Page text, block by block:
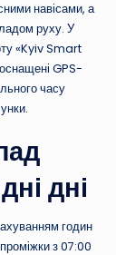
навісами, а
руху. У
«Kyiv Smart
GPS-
часу
дні
годин
з 07:00